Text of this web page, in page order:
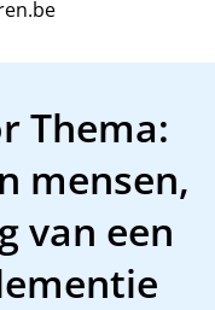
Thema:
mensen,
van een